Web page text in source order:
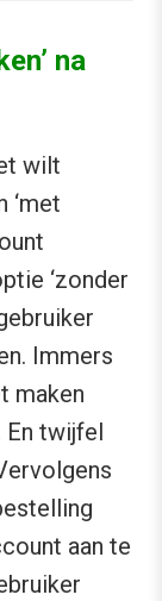
na
wilt
‘met
‘zonder
Immers
maken
twijfel
aan te